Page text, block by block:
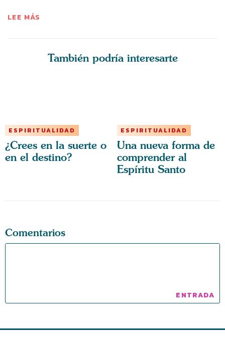
LEE MÁS
También podría interesarte
ESPIRITUALIDAD
¿Crees en la suerte o
en el destino?
ESPIRITUALIDAD
Una nueva forma de
comprender al
Espíritu Santo
Comentarios